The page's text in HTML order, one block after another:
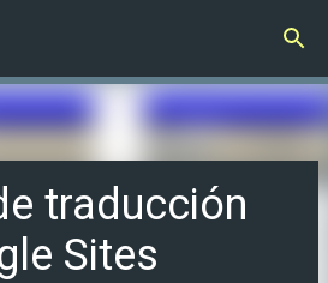
traducción
Sites